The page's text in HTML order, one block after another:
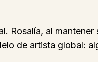
Rosalía, al
de artista global: